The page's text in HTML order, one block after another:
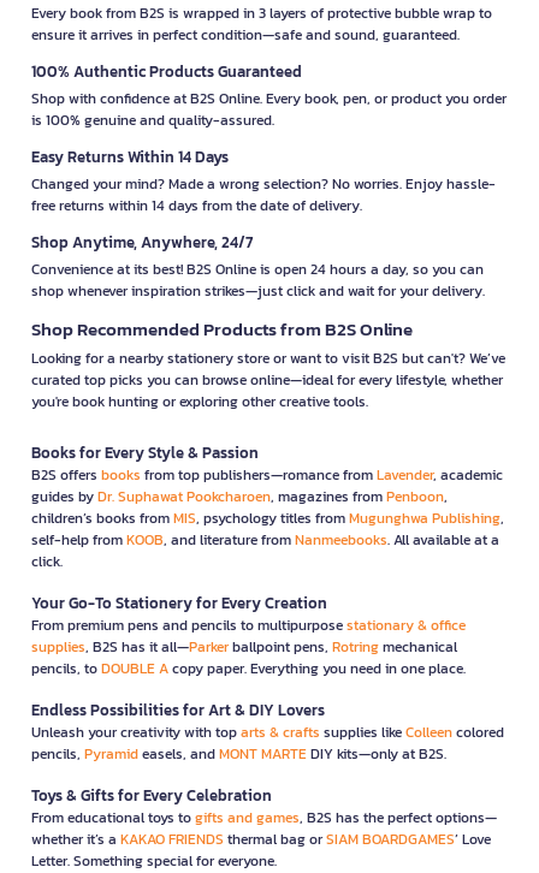
Every book from B2S is wrapped in 3 layers of protective bubble wrap to
ensure it arrives in perfect condition—safe and sound, guaranteed.
100% Authentic Products Guaranteed
Shop with confidence at B2S Online. Every book, pen, or product you order
is 100% genuine and quality-assured.
Easy Returns Within 14 Days
Changed your mind? Made a wrong selection? No worries. Enjoy hassle-
free returns within 14 days from the date of delivery.
Shop Anytime, Anywhere, 24/7
Convenience at its best! B2S Online is open 24 hours a day, so you can
shop whenever inspiration strikes—just click and wait for your delivery.
Shop Recommended Products from B2S Online
Looking for a nearby stationery store or want to visit B2S but can't? We’ve
curated top picks you can browse online—ideal for every lifestyle, whether
you're book hunting or exploring other creative tools.
Books for Every Style & Passion
B2S offers books from top publishers—romance fromLavender, academic
guides byDr. Suphawat Pookcharoen, magazines fromPenboon,
children’s books fromMIS, psychology titles fromMugunghwa Publishing,
self-help fromKOOB, and literature fromNanmeebooks. All available at a
click.
Your Go-To Stationery for Every Creation
From premium pens and pencils to multipurposestationary & office
supplies, B2S has it all—Parkerballpoint pens, Rotringmechanical
pencils, toDOUBLE Acopy paper. Everything you need in one place.
Endless Possibilities for Art & DIY Lovers
Unleash your creativity with toparts & crafts supplies likeColleencolored
pencils, Pyramideasels, andMONT MARTEDIY kits—only at B2S.
Toys & Gifts for Every Celebration
From educational toys togifts and games, B2S has the perfect options—
whether it’s a KAKAO FRIENDS thermal bag orSIAM BOARDGAMES’ Love
Letter. Something special for everyone.